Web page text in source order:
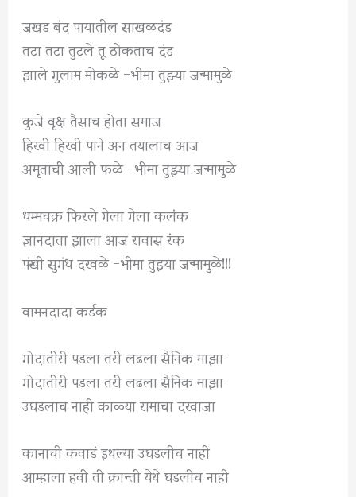
जखड बंद पायातील साखळदंड
तटा तटा तुटले तू ठोकताच दंड
झाले गुलाम मोकळे -भीमा तुझ्या जन्मामुळे
कुजे वृक्ष तैसाच होता समाज
हिरवी हिरवी पाने अन तयालाच आज
अमृताची आली फळे -भीमा तुझ्या जन्मामुळे
धम्मचक्र फिरले गेला गेला कलंक
ज्ञानदाता झाला आज रावास रंक
पंखी सुगंध दरवळे -भीमा तुझ्या जन्मामुळे!!!
वामनदादा कर्डक
गोदातीरी पडला तरी लढला सैनिक माझा
गोदातीरी पडला तरी लढला सैनिक माझा
उघडलाच नाही काळ्या रामाचा दरवाजा
कानाची कवाडं इथल्या उघडलीच नाही
आम्हाला हवी ती क्रान्ती येथे घडलीच नाही